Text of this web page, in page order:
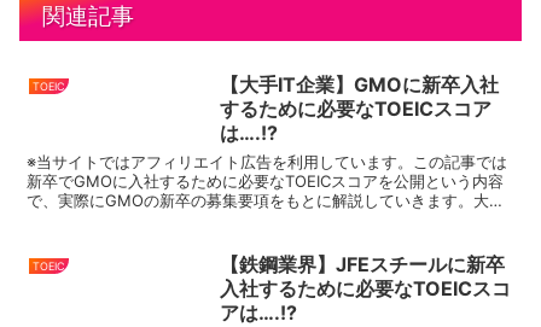
関連記事
TOEIC
【大手IT企業】GMOに新卒入社
するために必要なTOEICスコア
は….!?
※当サイトではアフィリエイト広告を利用しています。この記事では
新卒でGMOに入社するために必要なTOEICスコアを公開という内容
で、実際にGMOの新卒の募集要項をもとに解説していきます。大手
TOEIC
【鉄鋼業界】JFEスチールに新卒
入社するために必要なTOEICスコ
アは….!?